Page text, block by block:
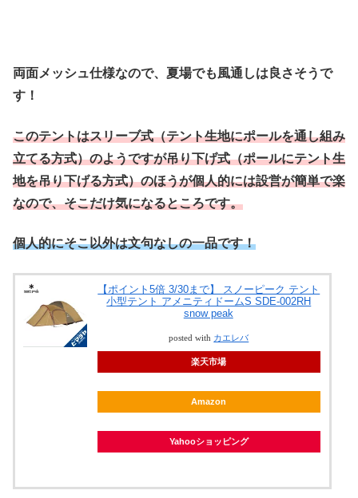
両面メッシュ仕様なので、夏場でも風通しは良さそうで
す！
このテントはスリーブ式（テント生地にポールを通し組み
立てる方式）のようですが吊り下げ式（ポールにテント生
地を吊り下げる方式）のほうが個人的には設営が簡単で楽
なので、そこだけ気になるところです。
個人的にそこ以外は文句なしの一品です！
【ポイント5倍 3/30まで】 スノーピーク テント
小型テント アメニティドームS SDE-002RH
snow peak
posted with カエレバ
楽天市場
Amazon
Yahooショッピング